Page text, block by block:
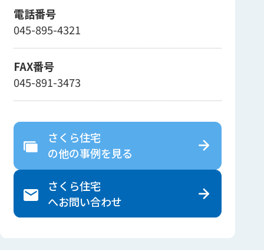
電話番号
045-895-4321
FAX番号
045-891-3473
さくら住宅
の他の事例を見る
さくら住宅
へお問い合わせ